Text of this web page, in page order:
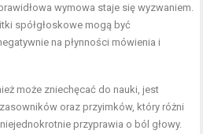
wymowa staje się wyzwaniem.
spółgłoskowe mogą być
na płynności mówienia i
może zniechęcać do nauki, jest
oraz przyimków, który różni
przyprawia o ból głowy.